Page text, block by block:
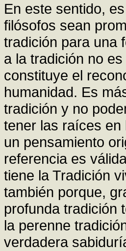
En este sentido,
filósofos sean
tradición para una
a la tradición no
constituye el
humanidad. Es
tradición y no
tener las raíces en
un pensamiento
referencia es
tiene la Tradición
también porque,
profunda tradición
la perenne
verdadera